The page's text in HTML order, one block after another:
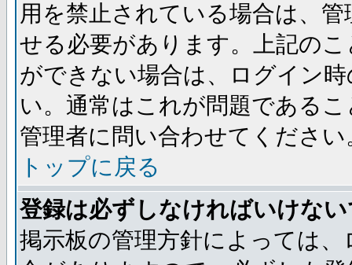
用を禁止されている場合は、
せる必要があります。上記の
ができない場合は、ログイン
い。通常はこれが問題である
管理者に問い合わせてください
トップに戻る
登録は必ずしなければいけな
掲示板の管理方針によっては